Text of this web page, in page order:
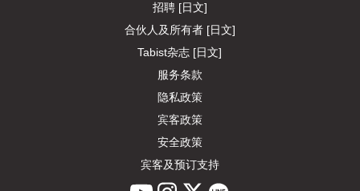
招聘 [日文]
合伙人及所有者 [日文]
Tabist杂志 [日文]
服务条款
隐私政策
宾客政策
安全政策
宾客及预订支持